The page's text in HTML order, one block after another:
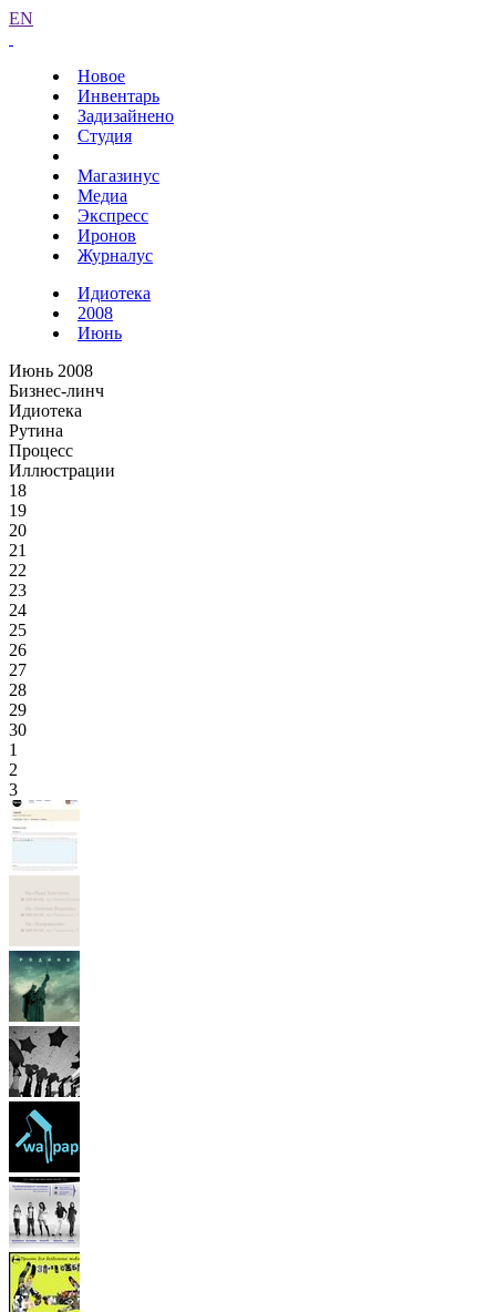
EN
Новое
Инвентарь
Задизайнено
Студия
Магазинус
Медиа
Экспресс
Иронов
Журналус
Идиотека
2008
Июнь
Июнь 2008
Бизнес-линч
Идиотека
Рутина
Процесс
Иллюстрации
18
19
20
21
22
23
24
25
26
27
28
29
30
1
2
3